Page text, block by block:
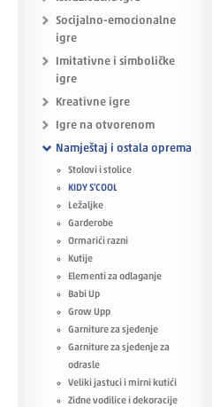
Socijalno-emocionalne
igre
Imitativne i simboličke
igre
Kreativne igre
Igre na otvorenom
Namještaj i ostala oprema
Stolovi i stolice
KIDY S'COOL
Ležaljke
Garderobe
Ormarići razni
Kutije
Elementi za odlaganje
Babi Up
Grow Upp
Garniture za sjedenje
Garniture za sjedenje za
odrasle
Veliki jastuci i mirni kutići
Zidne vodilice i dekoracije